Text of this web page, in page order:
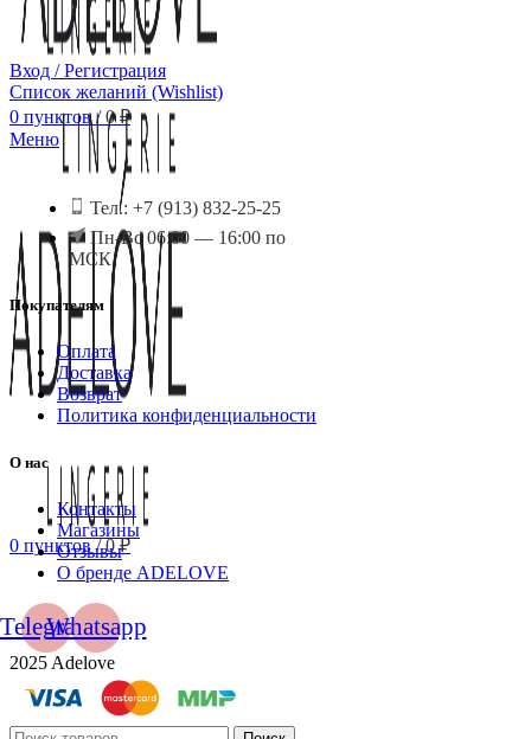
Вход / Регистрация
Список желаний (Wishlist)
0 пунктов / 0₽
Меню
0 пунктов / 0₽
Тел.: +7 (913) 832-25-25
Пн-Вс 06:00 — 16:00 по
МСК
Покупателям
Оплата
Доставка
Возврат
Политика конфиденциальности
О нас
Контакты
Магазины
Отзывы
О бренде ADELOVE
TelegramWhatsapp
2025 Adelove